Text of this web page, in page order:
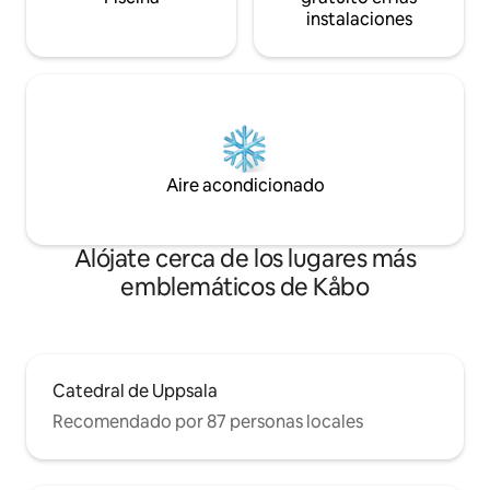
instalaciones
Aire acondicionado
Alójate cerca de los lugares más
emblemáticos de Kåbo
Catedral de Uppsala
Recomendado por 87 personas locales